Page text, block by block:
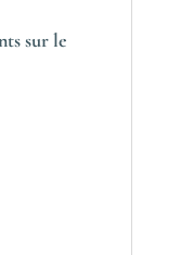
sur le